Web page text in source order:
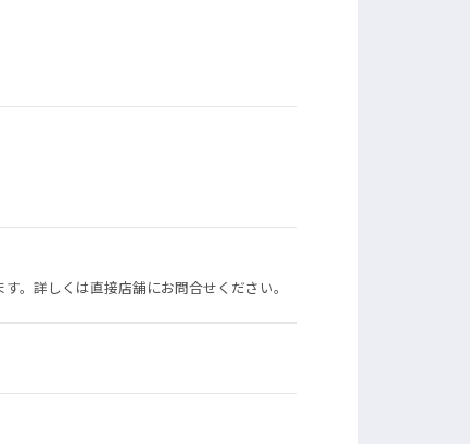
。詳しくは直接店舗にお問合せください。